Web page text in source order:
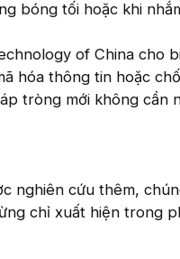
bóng tối hoặc khi
of China cho
hóa thông tin hoặc
tròng mới không cần
nghiên cứu thêm,
chỉ xuất hiện trong